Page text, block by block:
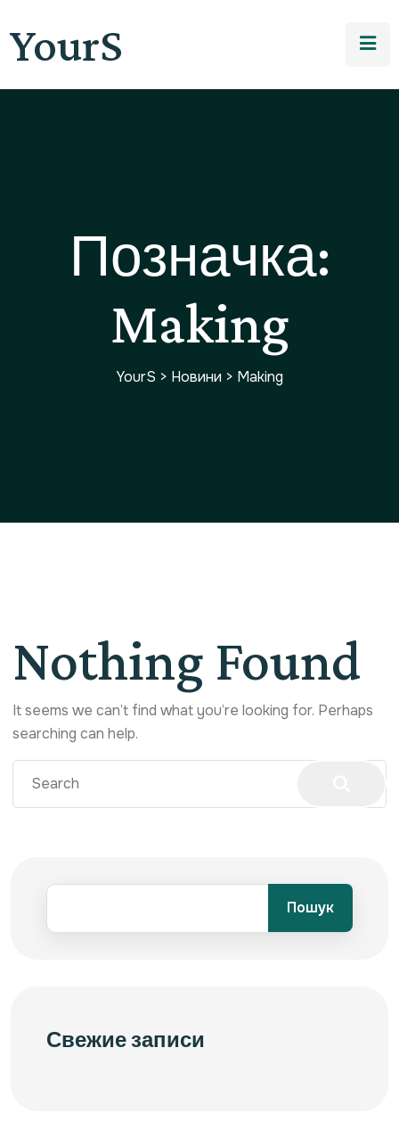
YourS
Позначка:
Making
YourS > Новини > Making
Nothing Found
It seems we can’t find what you’re looking for. Perhaps
searching can help.
Пошук
Свежие записи